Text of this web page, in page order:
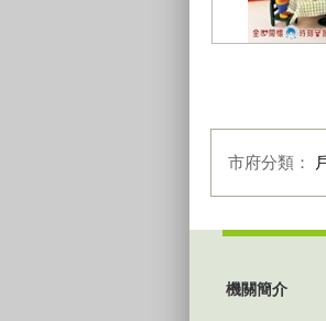
市府分類：
機關簡介